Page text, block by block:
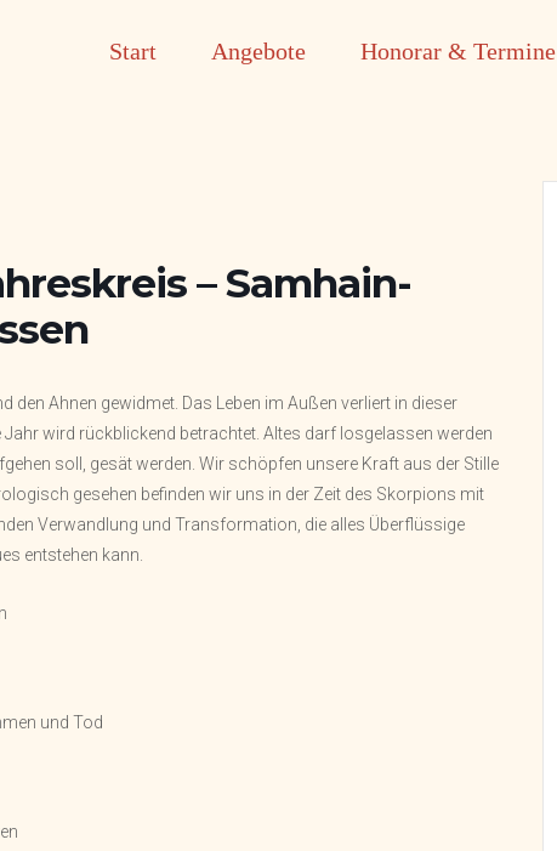
Start Angebote Honorar & Termine
– Samhain-
den Ahnen gewidmet. Das Leben im Außen verliert in dieser
wird rückblickend betrachtet. Altes darf losgelassen werden
soll, gesät werden. Wir schöpfen unsere Kraft aus der Stille
gesehen befinden wir uns in der Zeit des Skorpions mit
Verwandlung und Transformation, die alles Überflüssige
entstehen kann.
und Tod